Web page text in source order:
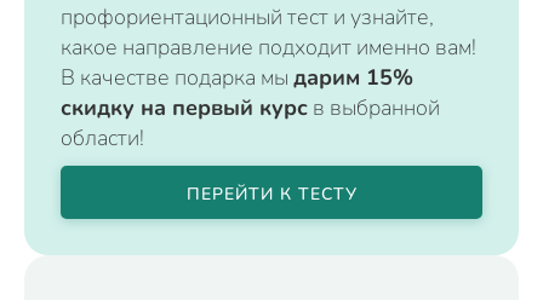
профориентационный тест и узнайте,
какое направление подходит именно вам!
В качестве подарка мы дарим 15%
скидку на первый курс в выбранной
области!
ПЕРЕЙТИ К ТЕСТУ